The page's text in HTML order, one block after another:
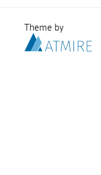
Theme by